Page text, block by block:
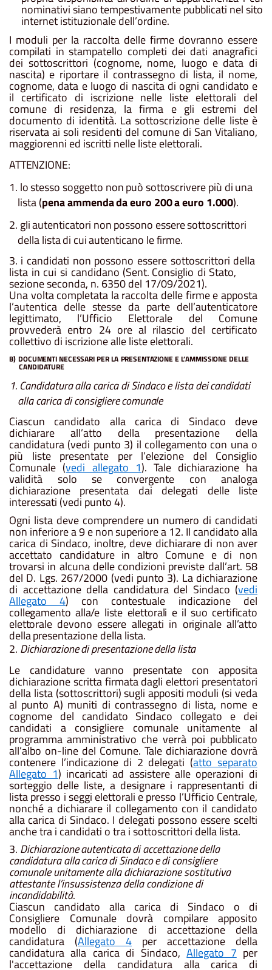
nominativi siano tempestivamente pubblicati nel sito
internet istituzionale dell’ordine.
I moduli per la raccolta delle firme dovranno essere
compilati in stampatello completi dei dati anagrafici
dei sottoscrittori (cognome, nome, luogo e data di
nascita) e riportare il contrassegno di lista, il nome,
cognome, data e luogo di nascita di ogni candidato e
il certificato di iscrizione nelle liste elettorali del
comune di residenza, la firma e gli estremi del
documento di identità. La sottoscrizione delle liste è
riservata ai soli residenti del comune di San Vitaliano,
maggiorenni ed iscritti nelle liste elettorali.
ATTENZIONE:
1. lostessosoggetto nonpuòsottoscriverepiù diuna
lista(penaammendadaeuro 200aeuro 1.000).
2. gliautenticatori nonpossono esseresottoscrittori
dellalistadi cuiautenticano lefirme.
3. i candidati non possono essere sottoscrittori della
lista in cui si candidano (Sent. Consiglio di Stato,
sezione seconda, n. 6350 del 17/09/2021).
Una volta completata la raccolta delle firme e apposta
l’autentica delle stesse da parte dell’autenticatore
legittimato, l’Ufficio Elettorale del Comune
provvederà entro 24 ore al rilascio del certificato
collettivo di iscrizione alle liste elettorali.
B) DOCUMENTINECESSARI PERLA PRESENTAZIONEEL’AMMISSIONEDELLE
CANDIDATURE
1. CandidaturaallacaricadiSindacoelistadeicandidati
allacaricadiconsiglierecomunale
Ciascun candidato alla carica di Sindaco deve
dichiarare all’atto della presentazione della
candidatura (vedi punto 3) il collegamento con una o
più liste presentate per l’elezione del Consiglio
Comunale (vedi allegato 1). Tale dichiarazione ha
validità solo se convergente con analoga
dichiarazione presentata dai delegati delle liste
interessati (vedi punto 4).
Ogni lista deve comprendere un numero di candidati
non inferiorea 9enonsuperiorea 12. Il candidatoalla
carica di Sindaco, inoltre, deve dichiarare di non aver
accettato candidature in altro Comune e di non
trovarsi in alcuna delle condizioni previste dall’art. 58
del D. Lgs. 267/2000 (vedi punto 3). La dichiarazione
di accettazione della candidatura del Sindaco (vedi
Allegato 4) con contestuale indicazione del
collegamento alla/e liste elettorali e il suo certificato
elettorale devono essere allegati in originale all’atto
dellapresentazione della lista.
2. Dichiarazionedipresentazionedellalista
Le candidature vanno presentate con apposita
dichiarazione scritta firmata dagli elettori presentatori
della lista (sottoscrittori)sugli appositi moduli (si veda
al punto A) muniti di contrassegno di lista, nome e
cognome del candidato Sindaco collegato e dei
candidati a consigliere comunale unitamente al
programma amministrativo che verrà poi pubblicato
all’albo on-line del Comune. Tale dichiarazione dovrà
contenere l’indicazione di 2 delegati (atto separato
Allegato 1) incaricati ad assistere alle operazioni di
sorteggio delle liste, a designare i rappresentanti di
lista presso i seggi elettorali e presso l’Ufficio Centrale,
nonché a dichiarare il collegamento con il candidato
alla carica di Sindaco. I delegati possono essere scelti
anche tra i candidati o tra i sottoscrittori della lista.
3. Dichiarazioneautenticatadiaccettazionedella
candidaturaallacaricadiSindacoediconsigliere
comunale unitamente alla dichiarazione sostitutiva
attestante l’insussistenza della condizione di
incandidabilità.
Ciascun candidato alla carica di Sindaco o di
Consigliere Comunale dovrà compilare apposito
modello di dichiarazione di accettazione della
candidatura (Allegato 4 per accettazione della
candidatura alla carica di Sindaco,Allegato 7 per
l'accettazione della candidatura alla carica di